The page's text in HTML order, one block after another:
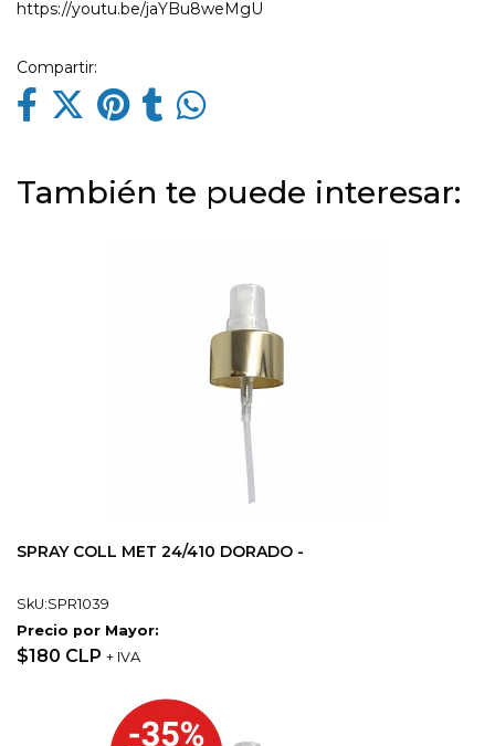
https://youtu.be/jaYBu8weMgU
Compartir:
También te puede interesar:
SPRAY COLL MET 24/410 DORADO -
SkU:SPR1039
Precio por Mayor:
$180 CLP + IVA